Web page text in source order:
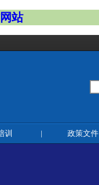
站
训 | 政策文件